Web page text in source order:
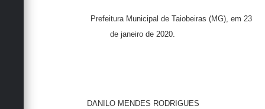
Prefeitura Municipal de Taiobeiras (MG), em 23
de janeiro de 2020.
DANILO MENDES RODRIGUES